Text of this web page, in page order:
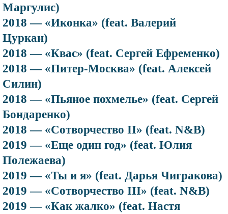
Маргулис)
2018 — «Иконка» (feat. Валерий
Цуркан)
2018 — «Квас» (feat. Сергей Ефременко)
2018 — «Питер-Москва» (feat. Алексей
Силин)
2018 — «Пьяное похмелье» (feat. Сергей
Бондаренко)
2018 — «Сотворчество II» (feat. N&B)
2019 — «Еще один год» (feat. Юлия
Полежаева)
2019 — «Ты и я» (feat. Дарья Чигракова)
2019 — «Сотворчество III» (feat. N&B)
2019 — «Как жалко» (feat. Настя